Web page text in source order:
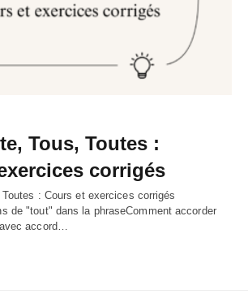
Tous, Toutes :
corrigés
: Cours et exercices corrigés
de "tout" dans la phraseComment accorder
accord…